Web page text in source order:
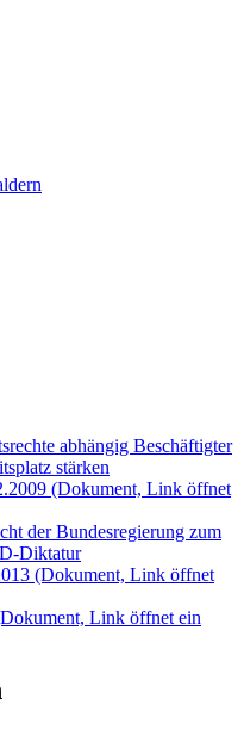
abhängig Beschäftigter
stärken
(Dokument, Link öffnet
der Bundesregierung zum
Diktatur
(Dokument, Link öffnet
Link öffnet ein